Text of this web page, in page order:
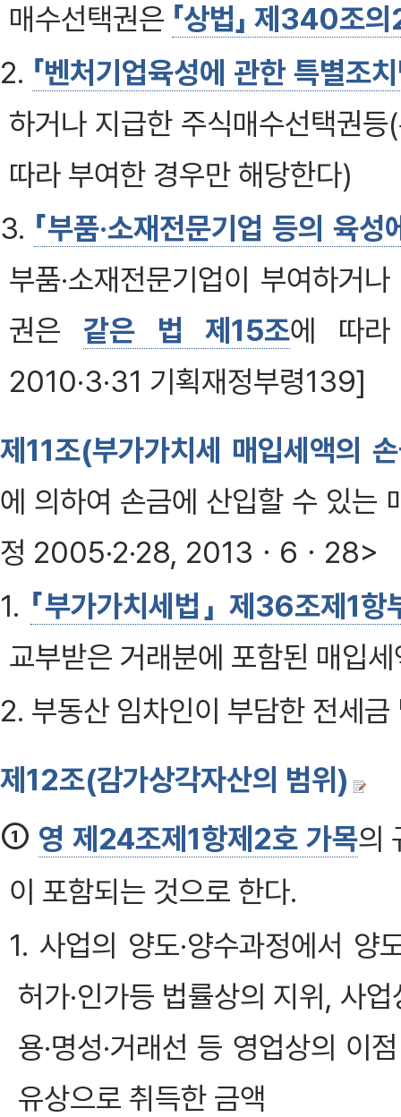
매수선택권은 「상법」 제340조
2. 「벤처기업육성에 관한 특별조
하거나 지급한 주식매수선택권
따라 부여한 경우만 해당한다)
3. 「부품·소재전문기업 등의 육
부품·소재전문기업이 부여하거
권은 같은 법 제15조에 따라
2010·3·31 기획재정부령139]
제11조(부가가치세 매입세액의
에 의하여 손금에 산입할 수 있는
정 2005·2·28, 2013ㆍ6ㆍ28>
1. 「부가가치세법」 제36조제1
교부받은 거래분에 포함된 매입
2. 부동산 임차인이 부담한 전세
제12조(감가상각자산의 범위)
① 영 제24조제1항제2호 가목의
이 포함되는 것으로 한다.
1. 사업의 양도·양수과정에서 양
허가·인가등 법률상의 지위, 사
용·명성·거래선 등 영업상의 이
유상으로 취득한 금액